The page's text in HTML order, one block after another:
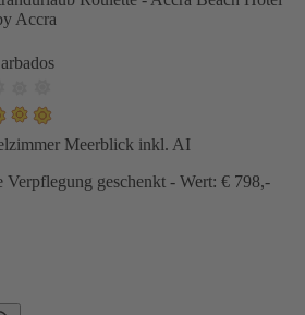
Accra
Meerblick inkl. AI
geschenkt - Wert: € 798,-